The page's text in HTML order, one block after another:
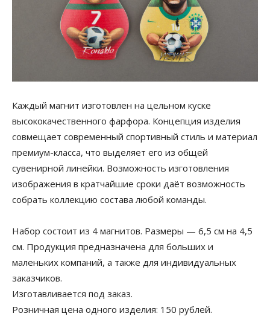
Каждый магнит изготовлен на цельном куске
высококачественного фарфора. Концепция изделия
совмещает современный спортивный стиль и материал
премиум-класса, что выделяет его из общей
сувенирной линейки. Возможность изготовления
изображения в кратчайшие сроки даёт возможность
собрать коллекцию состава любой команды.
Набор состоит из 4 магнитов. Размеры — 6,5 см на 4,5
см. Продукция предназначена для больших и
маленьких компаний, а также для индивидуальных
заказчиков.
Изготавливается под заказ.
Розничная цена одного изделия: 150 рублей.